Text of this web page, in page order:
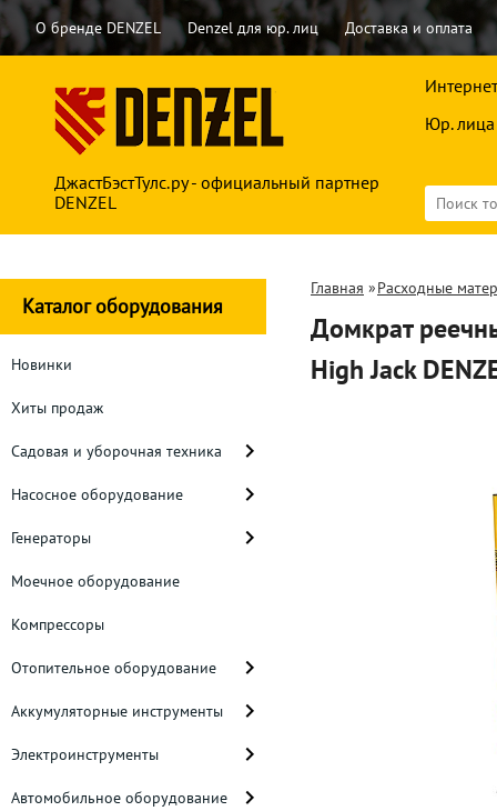
О бренде DENZEL Denzel для юр. лиц Доставка и оплата
ДжастБэстТулс.ру - официальный партнер
DENZEL
Юр. лица
Каталог оборудования
Новинки
Хиты продаж
Садовая и уборочная техника
Насосное оборудование
Генераторы
Моечное оборудование
Компрессоры
Отопительное оборудование
Аккумуляторные инструменты
Электроинструменты
Автомобильное оборудование
Главная »Расходные
Домкрат
High Jack